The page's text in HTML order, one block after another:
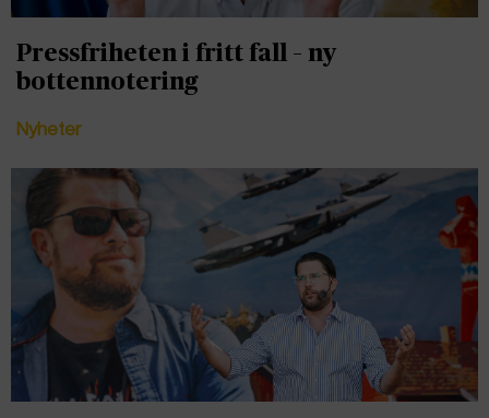
Pressfriheten i fritt fall – ny
bottennotering
Nyheter